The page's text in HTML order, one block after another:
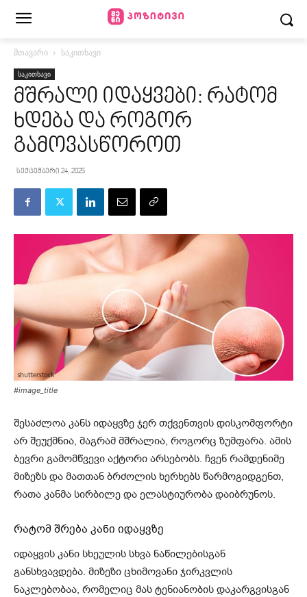
მთავარი საკითხავი
საკითხავი
მშრალი იდაყვები: რატომ
ხდება და როგორ
გამოვასწოროთ
სექტემბერი 24, 2025
#image_title
შესაძლოა კანს იდაყვზე ჯერ თქვენთვის დისკომფორტი
არ შეუქმნია, მაგრამ მშრალია, როგორც ზუმფარა. ამის
ბევრი გამომწვევი აქტორი არსებობს. ჩვენ რამდენიმე
მიზეზს და მათთან ბრძოლის ხერხებს წარმოგიდგენთ,
რათა კანმა სირბილე და ელასტიურობა დაიბრუნოს.
რატომ შრება კანი იდაყვზე
იდაყვის კანი სხეულის სხვა ნაწილებისგან
განსხვავდება. მიზეზი ცხიმოვანი ჯირკვლის
ნაკლებობაა, რომელიც მას ტენიანობის დაკარგვისგან